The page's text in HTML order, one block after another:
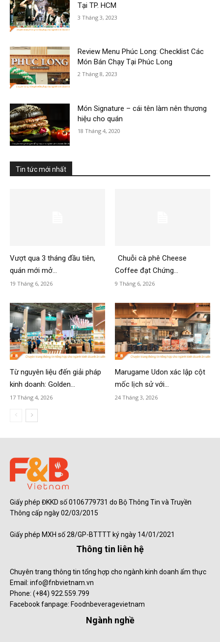
Tại TP. HCM
3 Tháng 3, 2023
Review Menu Phúc Long: Checklist Các
Món Bán Chạy Tại Phúc Long
2 Tháng 8, 2023
Món Signature – cái tên làm nên thương
hiệu cho quán
18 Tháng 4, 2020
Tin tức mới nhất
Vượt qua 3 tháng đầu tiên,
quán mới mở...
19 Tháng 6, 2026
Chuỗi cà phê Cheese
Coffee đạt Chứng...
9 Tháng 6, 2026
Từ nguyên liệu đến giải pháp
kinh doanh: Golden...
17 Tháng 4, 2026
Marugame Udon xác lập cột
mốc lịch sử với...
24 Tháng 3, 2026
Giấy phép ĐKKD số 0106779731 do Bộ Thông Tin và Truyền
Thông cấp ngày 02/03/2015
Giấy phép MXH số 28/GP-BTTTT ký ngày 14/01/2021
Thông tin liên hệ
Chuyên trang thông tin tổng hợp cho ngành kinh doanh ẩm thực
Email: info@fnbvietnam.vn
Phone: (+84) 922.559.799
Facebook fanpage: Foodnbeveragevietnam
Ngành nghề